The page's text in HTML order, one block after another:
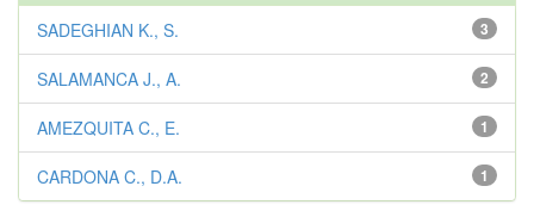
3
SADEGHIAN K., S.
2
SALAMANCA J., A.
1
AMEZQUITA C., E.
1
CARDONA C., D.A.